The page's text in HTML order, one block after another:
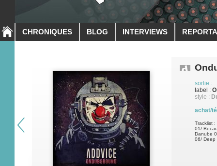
CHRONIQUES BLOG INTERVIEWS
sortie :
label :
style :
achat/
Tracklist :
01/
Danube
06/ Deep